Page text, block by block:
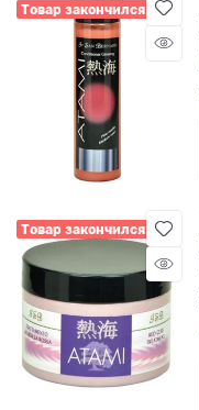
Товар закончился
Товар закончился